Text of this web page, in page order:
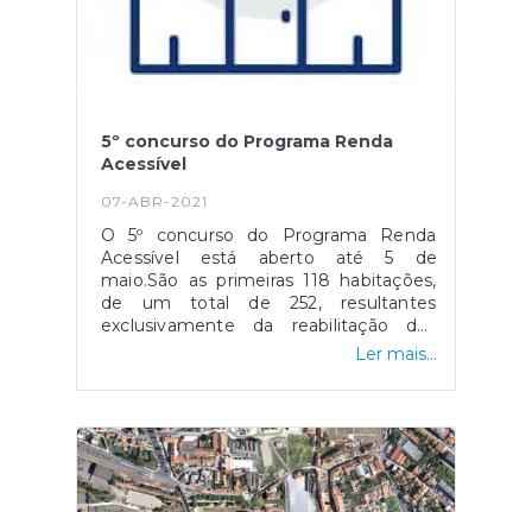
5º concurso do Programa Renda
Acessível
07-ABR-2021
O 5º concurso do Programa Renda
Acessível está aberto até 5 de
maio.São as primeiras 118 habitações,
de um total de 252, resultantes
exclusivamente da reabilitação dos
antigos edifícios da Segurança Social,
disponíveis T0 a T4 no Saldanha,
cujas rendas não ultrapassam os 30%
do rendimento líquido disponível.Mais
informação: http://ow.ly/4Wpn50EiCFz
Ler mais...